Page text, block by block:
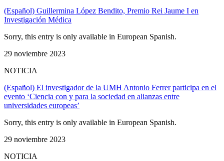
(Español) Guillermina López Bendito, Premio Rei Jaume I en
Investigación Médica
Sorry, this entry is only available in European Spanish.
29 noviembre 2023
NOTICIA
(Español) El investigador de la UMH Antonio Ferrer participa en el
evento ‘Ciencia con y para la sociedad en alianzas entre
universidades europeas’
Sorry, this entry is only available in European Spanish.
29 noviembre 2023
NOTICIA